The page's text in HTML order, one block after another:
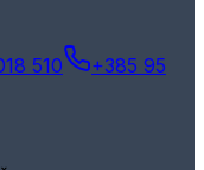
510
+385 95